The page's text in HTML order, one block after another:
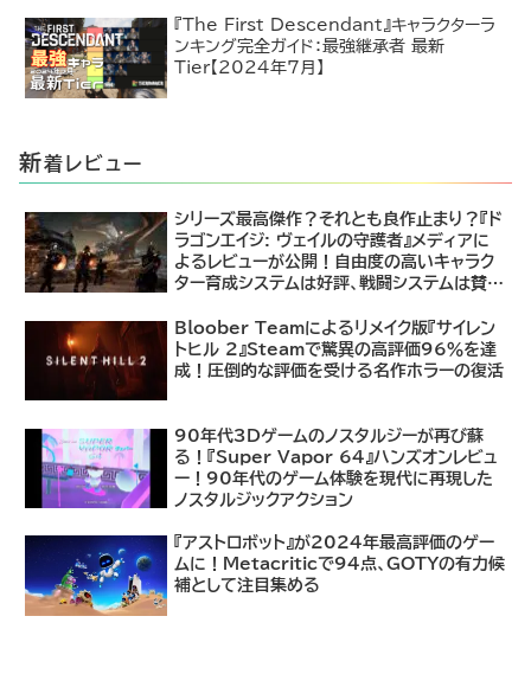
『The First Descendant』キャラクターラ
ンキング完全ガイド：最強継承者 最新
Tier【2024年7月】
新着レビュー
シリーズ最高傑作？それとも良作止まり？『ド
ラゴンエイジ: ヴェイルの守護者』メディアに
よるレビューが公開！自由度の高いキャラク
ター育成システムは好評、戦闘システムは賛否
Bloober Teamによるリメイク版『サイレン
トヒル 2』Steamで驚異の高評価96％を達
成！圧倒的な評価を受ける名作ホラーの復活
90年代3Dゲームのノスタルジーが再び蘇
る！『Super Vapor 64』ハンズオンレビュ
ー！90年代のゲーム体験を現代に再現した
ノスタルジックアクション
『アストロボット』が2024年最高評価のゲー
ムに！Metacriticで94点、GOTYの有力候
補として注目集める